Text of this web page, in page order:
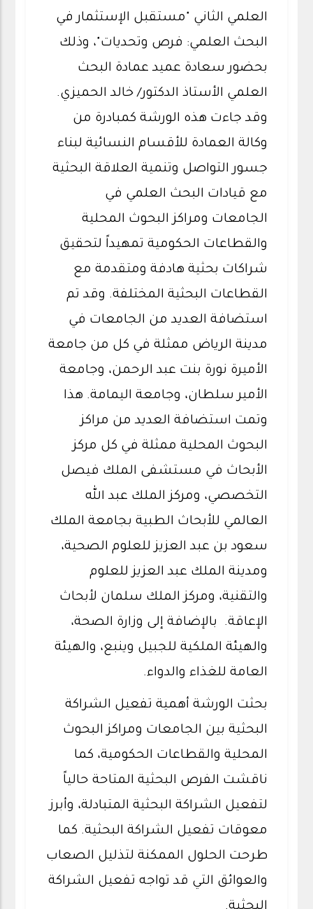
العلمي الثاني "مستقبل الإستثمار في
البحث العلمي: فرص وتحديات"، وذلك
بحضور سعادة عميد عمادة البحث
العلمي الأستاذ الدكتور/ خالد الحميزي.
وقد جاءت هذه الورشة كمبادرة من
وكالة العمادة للأقسام النسائية لبناء
جسور التواصل وتنمية العلاقة البحثية
مع قيادات البحث العلمي في
الجامعات ومراكز البحوث المحلية
والقطاعات الحكومية تمهيداً لتحقيق
شراكات بحثية هادفة ومتقدمة مع
القطاعات البحثية المختلفة. وقد تم
استضافة العديد من الجامعات في
مدينة الرياض ممثلة في كل من جامعة
الأميرة نورة بنت عبد الرحمن، وجامعة
الأمير سلطان، وجامعة اليمامة. هذا
وتمت استضافة العديد من مراكز
البحوث المحلية ممثلة في كل مركز
الأبحاث في مستشفى الملك فيصل
التخصصي، ومركز الملك عبد الله
العالمي للأبحاث الطبية بجامعة الملك
سعود بن عبد العزيز للعلوم الصحية،
ومدينة الملك عبد العزيز للعلوم
والتقنية، ومركز الملك سلمان لأبحاث
الإعاقة. بالإضافة إلى وزارة الصحة،
والهيئة الملكية للجبيل وينبع، والهيئة
العامة للغذاء والدواء.
بحثت الورشة أهمية تفعيل الشراكة
البحثية بين الجامعات ومراكز البحوث
المحلية والقطاعات الحكومية، كما
ناقشت الفرص البحثية المتاحة حالياً
لتفعيل الشراكة البحثية المتبادلة، وأبرز
معوقات تفعيل الشراكة البحثية. كما
طرحت الحلول الممكنة لتذليل الصعاب
والعوائق التي قد تواجه تفعيل الشراكة